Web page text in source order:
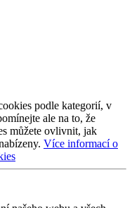
podle kategorií, v
ale na to, že
můžete ovlivnit, jak
Více informací o